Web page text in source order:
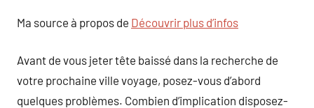
Ma source à propos de Découvrir plus d’infos
Avant de vous jeter tête baissé dans la recherche de
votre prochaine ville voyage, posez-vous d’abord
quelques problèmes. Combien d’implication disposez-